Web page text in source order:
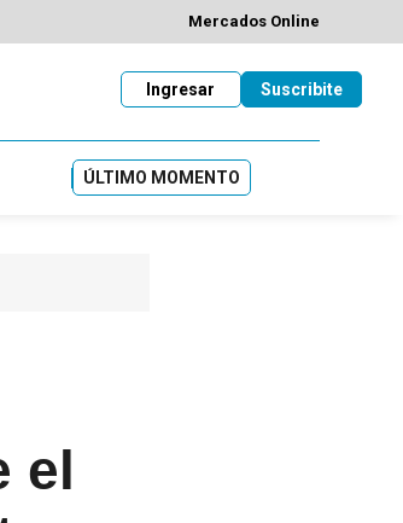
Mercados Online
Suscribite
Ingresar
ÚLTIMO MOMENTO
el